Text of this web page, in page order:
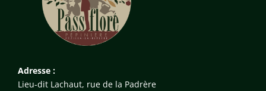
Adresse :
Lieu-dit Lachaut, rue de la Padrère